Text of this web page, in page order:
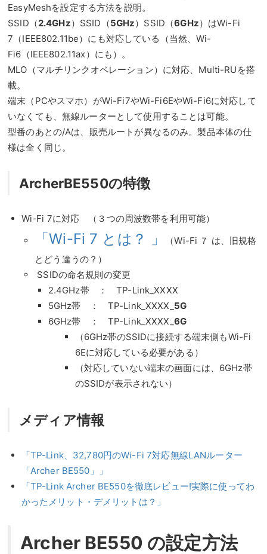
EasyMeshを設定する方法を説明。
SSID（2.4GHz）SSID（5GHz）SSID（6GHz）はWi-Fi
7（IEEE802.11be）にも対応している（当然、Wi-
Fi6（IEEE802.11ax）にも）。
MLO（マルチリンクオペレーション）に対応、Multi-RUを搭
載。
端末（PCやスマホ）がWi-Fi7やWi-Fi6EやWi-Fi6に対応して
いなくても、無線ルーターとして使用することは可能。
型番のあとの/Aは、販売ルートが異なるのみ。製品本体の仕
様は全く同じ。
ArcherBE550の特徴
Wi-Fi 7に対応 （３つの周波数帯を利用可能）
「Wi-Fi 7 とは？ 」
（Wi-Fi ７ は、旧規格
とどう違うの？）
SSIDの命名規則の変更
2.4GHz帯 ： TP-Link_XXXX
5GHz帯 ： TP-Link_XXXX_ 5G
6GHz帯 ： TP-Link_XXXX_ 6G
（6GHz帯のSSIDに接続する端末側もWi-Fi
6Eに対応している必要がある）
（対応していない端末の画面には、6GHz帯
のSSIDが表示されない）
メディア情報
「TP-Link、32,780円のWi-Fi 7対応無線LANルーター
「Archer BE550」」
「TP-Link Archer BE550を徹底レビュー!実際に使ってわ
かったメリット・デメリットは？」
Archer BE550 の設定方法